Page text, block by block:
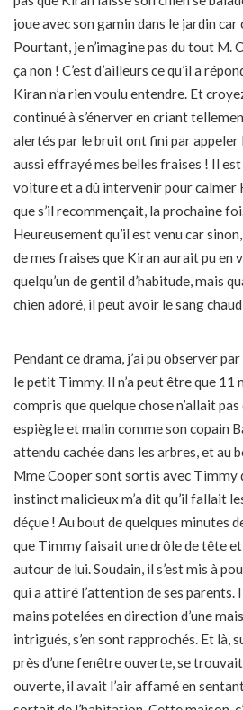
joue avec son gamin dans le jardin car
Pourtant, je n’imagine pas du tout M.
ça non ! C’est d’ailleurs ce qu’il a
Kiran n’a rien voulu entendre. Et
continué à s’énerver en criant
alertés par le bruit ont fini par appeler
aussi effrayé mes belles fraises ! Il
voiture et a dû intervenir pour calmer
que s’il recommençait, la prochaine
Heureusement qu’il est venu car
de mes fraises que Kiran aurait pu en
quelqu’un de gentil d’habitude, mais
chien adoré, il peut avoir le sang
Pendant ce drama, j’ai pu observer
le petit Timmy. Il n’a peut être que 11
compris que quelque chose n’allait pas
espiègle et malin comme son copain
attendu cachée dans les arbres, et au
Mme Cooper sont sortis avec Timmy
instinct malicieux m’a dit qu’il fallait
déçue ! Au bout de quelques minutes
que Timmy faisait une drôle de tête
autour de lui. Soudain, il s’est mis à
qui a attiré l’attention de ses parents.
mains potelées en direction d’une
intrigués, s’en sont rapprochés. Et là,
près d’une fenêtre ouverte, se
ouverte, il avait l’air affamé en